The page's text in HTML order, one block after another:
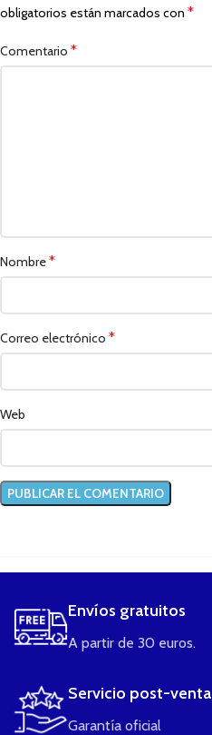
obligatorios están marcados con *
Comentario *
Nombre*
Correo electrónico *
Web
Envíos gratuitos
A partir de 30 euros.
Servicio post-venta
Garantía oficial